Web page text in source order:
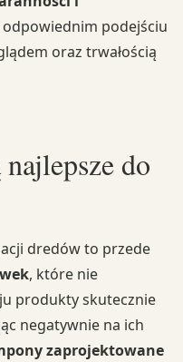
odpowiednim podejściu
oraz trwałością
do
dredów to przede
, które nie
produkty skutecznie
negatywnie na ich
zaprojektowane